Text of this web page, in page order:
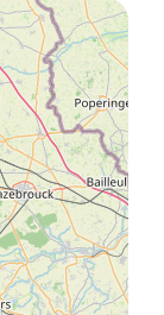
seul.